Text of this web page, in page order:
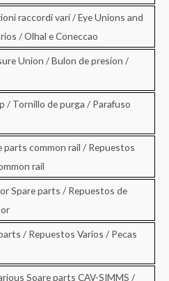
raccordi vari / Eye Unions and
/ Olhal e Coneccao
Union / Bulon de presion /
/ Tornillo de purga / Parafuso
parts common rail / Repuestos
rail
Spare parts / Repuestos de
/ Repuestos Varios / Pecas
Soare parts CAV-SIMMS /